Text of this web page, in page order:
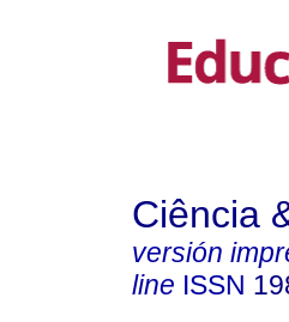
Ciência
versión
line ISSN